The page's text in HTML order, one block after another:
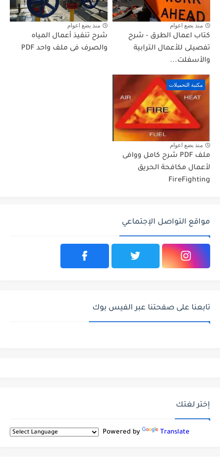
منذ بضع اعوام
كتاب اعمال الطرق - شرح
تفصيلى للأعمال الترابية
والأسفلت...
منذ بضع اعوام
شرح تنفيذ أعمال المياه
والصرف فى ملف واحد PDF
مكتبة التحميلات
منذ بضع اعوام
ملف PDF شرح كامل ووافى
لأعمال مكافحة الحريق
FireFighting
مواقع التواصل الإجتماعي
تابعنا على صفحتنا عبر الفيس بوك
إختر لغتك
Powered by Translate